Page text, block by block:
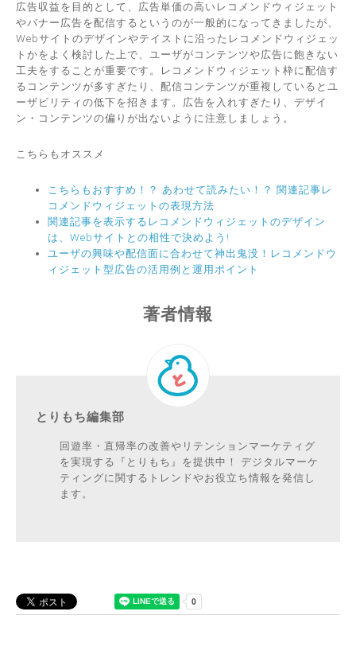
広告収益を目的として、広告単価の高いレコメンドウィジェット
やバナー広告を配信するというのが一般的になってきましたが、
Webサイトのデザインやテイストに沿ったレコメンドウィジェッ
トかをよく検討した上で、ユーザがコンテンツや広告に飽きない
工夫をすることが重要です。レコメンドウィジェット枠に配信す
るコンテンツが多すぎたり、配信コンテンツが重複しているとユ
ーザビリティの低下を招きます。広告を入れすぎたり、デザイ
ン・コンテンツの偏りが出ないように注意しましょう。
こちらもオススメ
こちらもおすすめ！？ あわせて読みたい！？ 関連記事レ
コメンドウィジェットの表現方法
関連記事を表示するレコメンドウィジェットのデザイン
は、Webサイトとの相性で決めよう!
ユーザの興味や配信面に合わせて神出鬼没！レコメンドウ
ィジェット型広告の活用例と運用ポイント
著者情報
とりもち編集部
回遊率・直帰率の改善やリテンションマーケティグ
を実現する『とりもち』を提供中！ デジタルマーケ
ティングに関するトレンドやお役立ち情報を発信し
ます。